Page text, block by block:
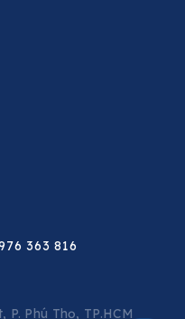
363 816
P. Phú Thọ, TP.HCM